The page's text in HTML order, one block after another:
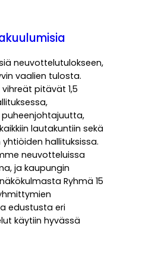
neuvottelutulokseen,
vaalien tulosta.
pitävät 1,5
lautakuntiin sekä
hallituksissa.
neuvotteluissa
ja kaupungin
Ryhmä 15
edustusta eri
käytiin hyvässä